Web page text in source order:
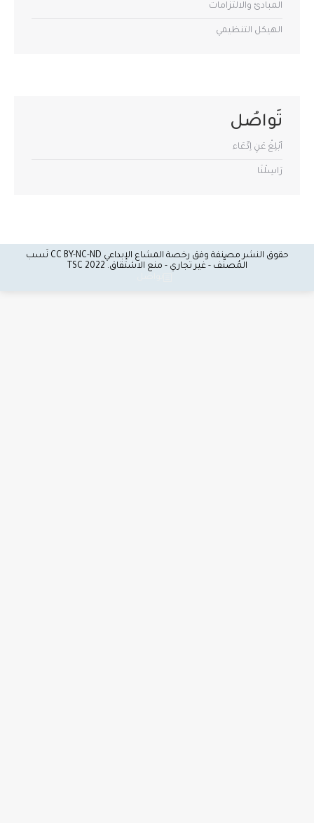
المبادئ والالتزامات
الهيكل التنظيمي
تَواصُل
أبْلِغْ عَنِ اِدِّعَاء
رَاسِلْنَا
حقوق النشر مصنفة وفق رخصة المشاع الإبداعي CC BY-NC-ND نَسب
المُصنَّف - غير تجاري - منع الاشتقاق. 2022 TSC